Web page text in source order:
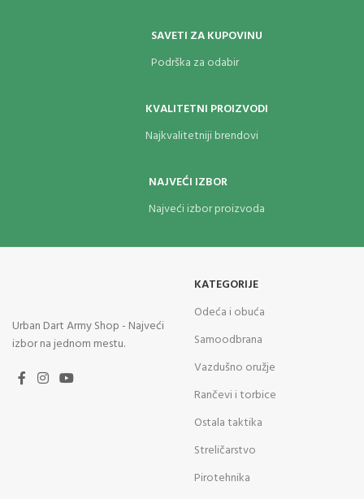
SAVETI ZA KUPOVINU
Podrška za odabir
KVALITETNI PROIZVODI
Najkvalitetniji brendovi
NAJVEĆI IZBOR
Najveći izbor proizvoda
Urban Dart Army Shop - Najveći
izbor na jednom mestu.
KATEGORIJE
Odeća i obuća
Samoodbrana
Vazdušno oružje
Rančevi i torbice
Ostala taktika
Streličarstvo
Pirotehnika